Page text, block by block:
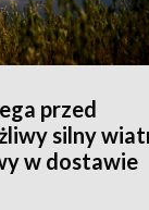
przed
silny
w dostawie